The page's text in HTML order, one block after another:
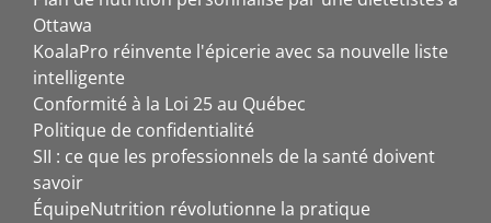
Ottawa
KoalaPro réinvente l'épicerie avec sa nouvelle liste
intelligente
Conformité à la Loi 25 au Québec
Politique de confidentialité
SII : ce que les professionnels de la santé doivent
savoir
ÉquipeNutrition révolutionne la pratique